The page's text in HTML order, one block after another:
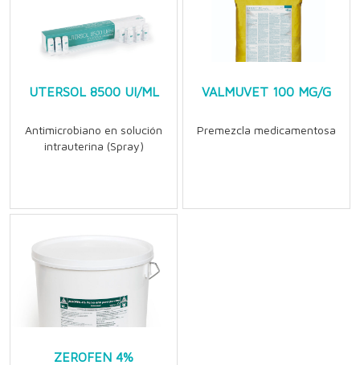
UTERSOL 8500 UI/ML
Antimicrobiano en solución
intrauterina (Spray)
VALMUVET 100 MG/G
Premezcla medicamentosa
ZEROFEN 4%